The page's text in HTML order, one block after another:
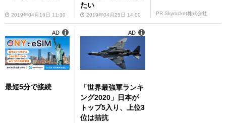
2019年04月16日 11:30
たい
2019年04月25日 14:00 PR Skyrocket株式会社
最短5分で接続
AD
「世界最強軍ランキ
ング2020」日本が
トップ5入り、上位3
位は拮抗
AD